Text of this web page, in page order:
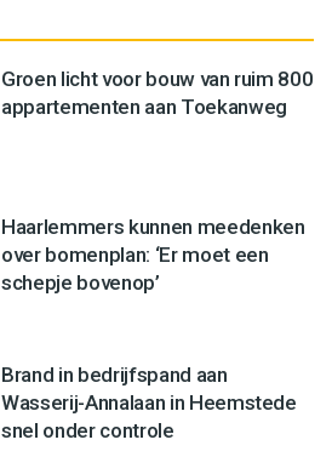
Groen licht voor bouw van ruim 800
appartementen aan Toekanweg
Haarlemmers kunnen meedenken
over bomenplan: ‘Er moet een
schepje bovenop’
Brand in bedrijfspand aan
Wasserij-Annalaan in Heemstede
snel onder controle